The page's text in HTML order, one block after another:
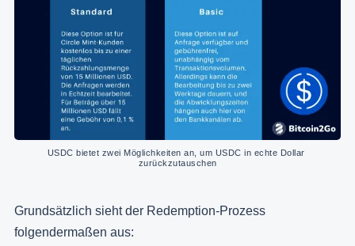
USDC bietet zwei Möglichkeiten an, um USDC in echte Dollar
zurückzutauschen
Grundsätzlich sieht der Redemption-Prozess
folgendermaßen aus: